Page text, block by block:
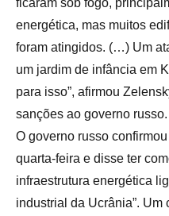
ficaram sob fogo,
energética, mas muitos
foram atingidos. (…) Um
um jardim de infância em
para isso”, afirmou
sanções ao governo russo.
O governo russo
quarta-feira e disse ter
infraestrutura energética
industrial da Ucrânia”.